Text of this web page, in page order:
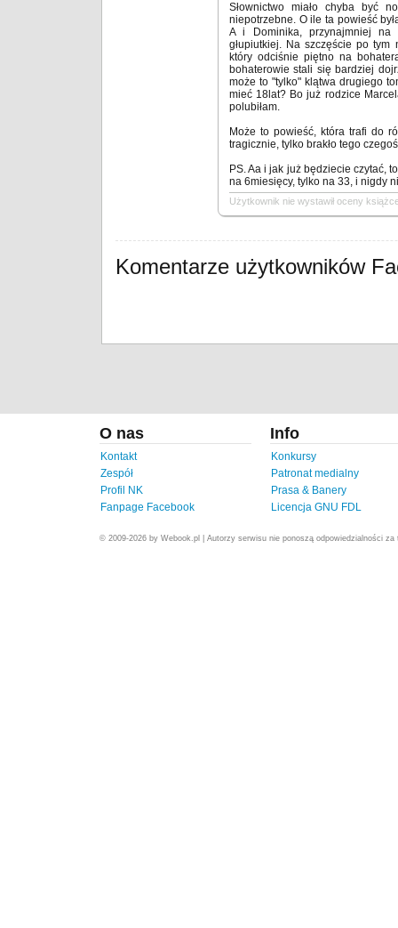
Słownictwo miało chyba być
niepotrzebne. O ile ta powieść
A i Dominika, przynajmniej na
głupiutkiej. Na szczęście po
który odciśnie piętno na
bohaterowie stali się bardziej
może to "tylko" klątwa drugiego
mieć 18lat? Bo już rodzice
polubiłam.
Może to powieść, która trafi do
tragicznie, tylko brakło tego
PS. Aa i jak już będziecie czytać,
na 6miesięcy, tylko na 33, i nigdy
Użytkownik nie wystawił oceny
Komentarze użytkowników
O nas
Kontakt
Zespół
Profil NK
Fanpage Facebook
Info
Konkursy
Patronat medialny
Prasa & Banery
Licencja GNU FDL
© 2009-2026 by Webook.pl | Autorzy serwisu nie ponoszą odpowiedzialności